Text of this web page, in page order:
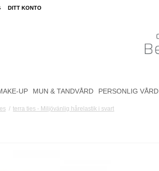
DITT KONTO
UP MUN & TANDVÅRD PERSONLIG VÅRD
/ terra ties - Miljövänlig hårelastik i svart